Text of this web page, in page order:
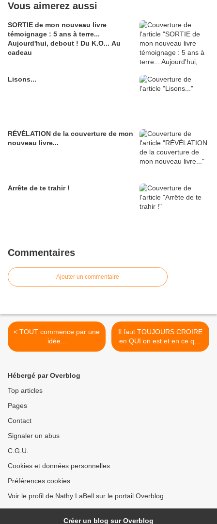
Vous aimerez aussi
SORTIE de mon nouveau livre
témoignage : 5 ans à terre...
Aujourd'hui, debout ! Du K.O... Au
cadeau
Lisons...
RÉVÉLATION de la couverture de mon
nouveau livre...
Arrête de te trahir !
Commentaires
Ajouter un commentaire
< TOUT commence par une
idée...
Il faut TOUJOURS CROIRE
en QUI on est et en ce que
l'on fait... >
Hébergé par Overblog
Top articles
Pages
Contact
Signaler un abus
C.G.U.
Cookies et données personnelles
Préférences cookies
Voir le profil de Nathy LaBell sur le portail Overblog
Créer un blog sur Overblog